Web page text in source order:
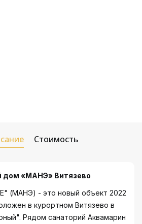
Стоимость
дом «МАНЭ» Витязево
(МАНЭ) - это новый объект 2022
в курортном Витязево в
Рядом санаторий Аквамарин